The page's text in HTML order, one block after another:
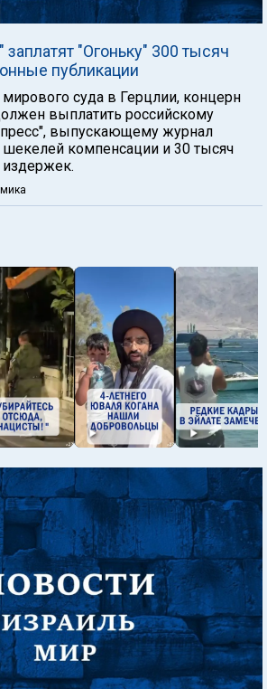
"Огоньку" 300 тысяч
публикации
суда в Герцлии, концерн
выплатить российскому
пресс", выпускающему журнал
шекелей компенсации и 30 тысяч